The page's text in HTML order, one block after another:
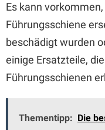
Es kann
Führungsschiene
beschädigt wurden
einige Ersatzteile,
Führungsschienen
Thementipp: Die